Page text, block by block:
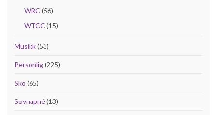
WRC (56)
WTCC (15)
Musikk(53)
Personlig(225)
Sko (65)
Søvnapné(13)